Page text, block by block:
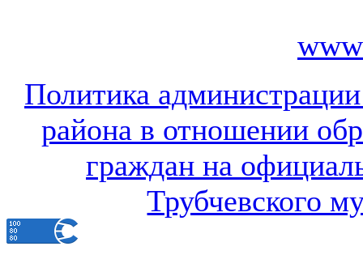
Политика
района в отношении
граждан на
Трубчевского